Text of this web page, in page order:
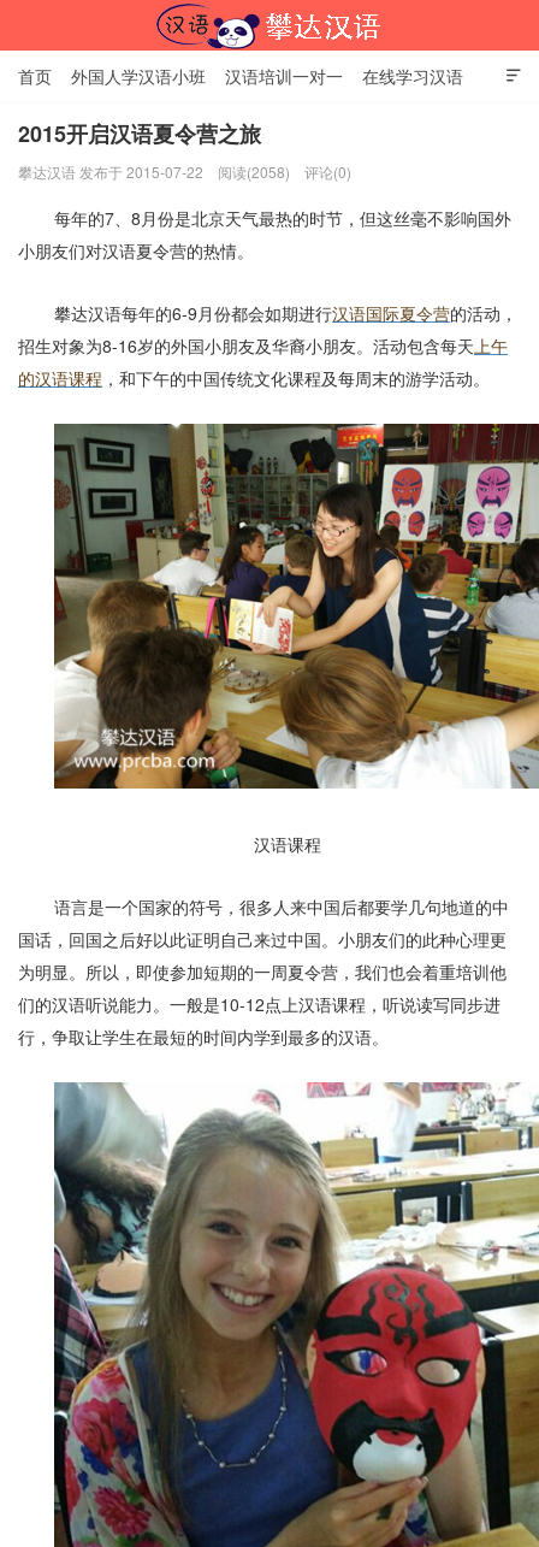

首页 外国人学汉语小班 汉语培训一对一 在线学习汉语
中国文化体验课 HSK考试时间
关于我们 加入【攀达汉语】
2015开启汉语夏令营之旅
攀达汉语 发布于 2015-07-22 阅读(2058) 评论(0)
每年的7、 8月份是北京天气最热的时节，但这丝毫不影响国外
小朋友们对汉语夏令营的热情。
攀达汉语每年的6-9月份都会如期进行汉语国际夏令营的活动，
招生对象为8-16岁的外国小朋友及华裔小朋友。活动包含每天上午
的汉语课程 ，和下午的中国传统文化课程及每周末的游学活动。
汉语课程
语言是一个国家的符号，很多人来中国后都要学几句地道的中
国话，回国之后好以此证明自己来过中国。小朋友们的此种心理更
为明显。所以，即使参加短期的一周夏令营，我们也会着重培训他
们的汉语听说能力。一般是10-12点上汉语课程，听说读写同步进
行，争取让学生在最短的时间内学到最多的汉语。